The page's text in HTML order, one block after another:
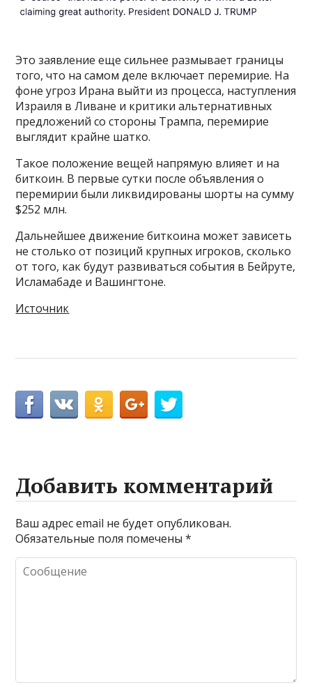
Это заявление еще сильнее размывает границы
того, что на самом деле включает перемирие. На
фоне угроз Ирана выйти из процесса, наступления
Израиля в Ливане и критики альтернативных
предложений со стороны Трампа, перемирие
выглядит крайне шатко.
Такое положение вещей напрямую влияет и на
биткоин. В первые сутки после объявления о
перемирии были ликвидированы шорты на сумму
$252 млн.
Дальнейшее движение биткоина может зависеть
не столько от позиций крупных игроков, сколько
от того, как будут развиваться события в Бейруте,
Исламабаде и Вашингтоне.
Источник
Добавить комментарий
Ваш адрес email не будет опубликован.
Обязательные поля помечены*